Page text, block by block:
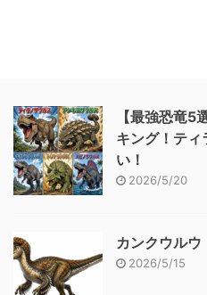
【最強恐竜5
キング！テ
い！
2026/5/20
カンクウル
2026/5/15